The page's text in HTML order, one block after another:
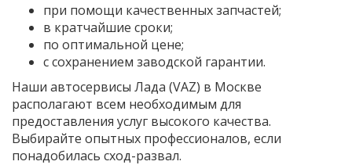
при помощи качественных запчастей;
в кратчайшие сроки;
по оптимальной цене;
с сохранением заводской гарантии.
Наши автосервисы Лада (VAZ) в Москве
располагают всем необходимым для
предоставления услуг высокого качества.
Выбирайте опытных профессионалов, если
понадобилась сход-развал.